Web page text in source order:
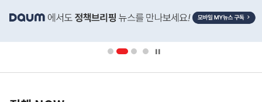
단
영